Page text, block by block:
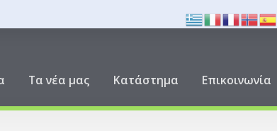
Τα νέα μας Κατάστημα Επικοινωνία